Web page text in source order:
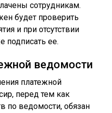
сотрудникам.
будет проверить
и при отсутствии
подписать ее.
ведомости
платежной
перед тем как
по ведомости, обязан